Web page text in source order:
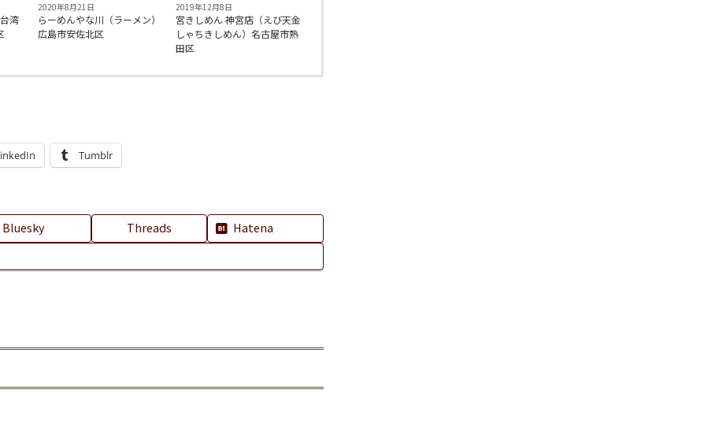
湾
2020年8月21日
らーめんやな川（ラーメン）
広島市安佐北区
2019年12月8日
宮きしめん 神宮店（えび天金
しゃちきしめん）名古屋市熱
田区
Tumblr
Bluesky Threads Hatena